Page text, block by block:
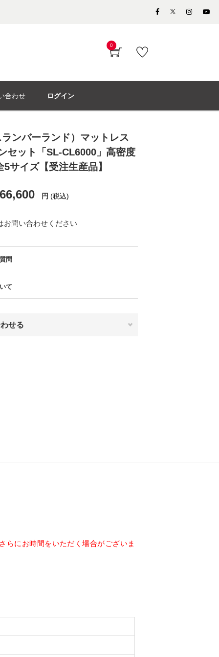
0
合わせ ログイン
ンバーランド）マットレス
セット「SL-CL6000」高密度
サイズ【受注生産品】
円 (税込)
問い合わせください
問
て
せる
らにお時間をいただく場合がございま